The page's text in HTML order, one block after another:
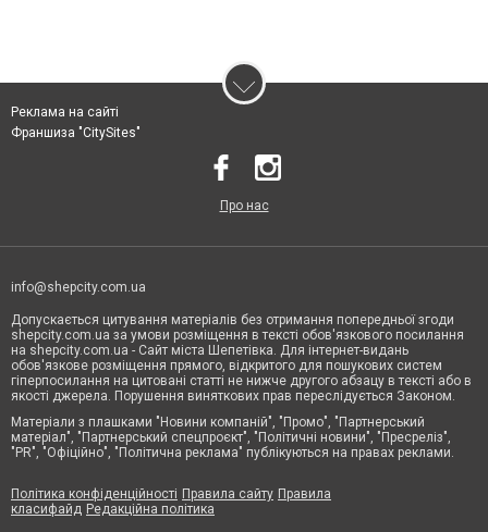
Реклама на сайті
Франшиза "CitySites"
Про нас
info@shepcity.com.ua
Допускається цитування матеріалів без отримання попередньої згоди
shepcity.com.ua за умови розміщення в тексті обов'язкового посилання
на shepcity.com.ua - Сайт міста Шепетівка. Для інтернет-видань
обов'язкове розміщення прямого, відкритого для пошукових систем
гіперпосилання на цитовані статті не нижче другого абзацу в тексті або в
якості джерела. Порушення виняткових прав переслідується Законом.
Матеріали з плашками "Новини компаній", "Промо", "Партнерський
матеріал", "Партнерський спецпроєкт", "Політичні новини", "Пресреліз",
"PR", "Офіційно", "Політична реклама" публікуються на правах реклами.
Політика конфіденційності Правила сайту Правила
класифайд Редакційна політика